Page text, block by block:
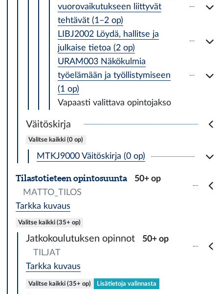
vuorovaikutukseen liittyvät
tehtävät (1–2 op)
LIBJ2002 Löydä, hallitse ja
julkaise tietoa (2 op)
URAM003 Näkökulmia
työelämään ja työllistymiseen
(1 op)
Vapaasti valittava opintojakso
Väitöskirja
Valitse kaikki (0 op)
MTKJ9000 Väitöskirja (0 op)
Tilastotieteen opintosuunta
50+ op
MATTO_TILOS
Tarkka kuvaus
Valitse kaikki (35+ op)
Jatkokoulutuksen opinnot
50+ op
TILJAT
Tarkka kuvaus
Valitse kaikki (35+ op) Lisätietoja valinnasta